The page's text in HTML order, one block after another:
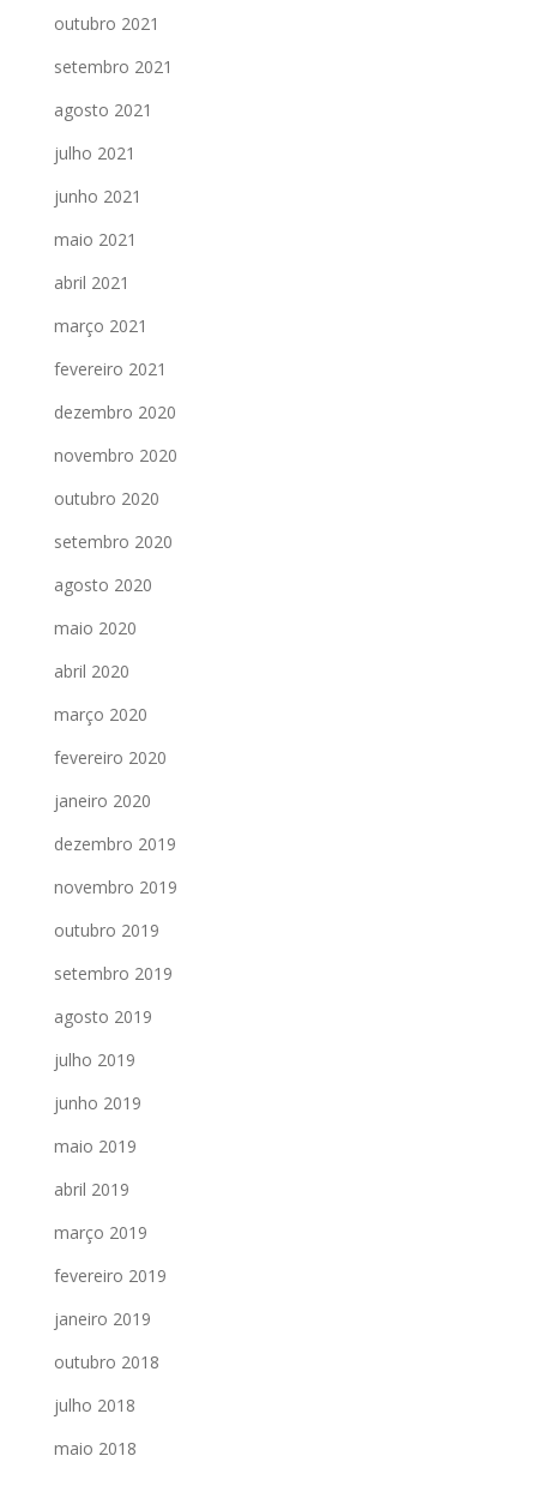
outubro 2021
setembro 2021
agosto 2021
julho 2021
junho 2021
maio 2021
abril 2021
março 2021
fevereiro 2021
dezembro 2020
novembro 2020
outubro 2020
setembro 2020
agosto 2020
maio 2020
abril 2020
março 2020
fevereiro 2020
janeiro 2020
dezembro 2019
novembro 2019
outubro 2019
setembro 2019
agosto 2019
julho 2019
junho 2019
maio 2019
abril 2019
março 2019
fevereiro 2019
janeiro 2019
outubro 2018
julho 2018
maio 2018